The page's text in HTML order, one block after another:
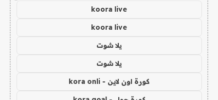
koora live
koora live
يلا شوت
يلا شوت
كورة اون لاين - kora onli